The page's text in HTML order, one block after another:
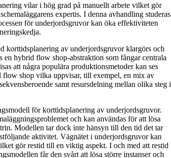
vilar i hög grad på manuellt arbete vilket gör
expertis. I denna avhandling studeras
för underjordsgruvor kan öka effektiviteten
korttidsplanering av underjordsgruvor klargörs och
en hybrid flow shop-abstraktion som fångar centrala
att några populära produktionsmetoder kan ses
flow shop vilka uppvisar, till exempel, en mix av
samt resursdelning mellan olika steg i
för korttidsplanering av underjordsgruvor.
och kan användas för att lösa
Modellen tar dock inte hänsyn till den tid det tar
aktivitet. Vägnätet i underjordsgruvor kan
gör restid till en viktig aspekt. I och med att restid
får den svårt att lösa större instanser och